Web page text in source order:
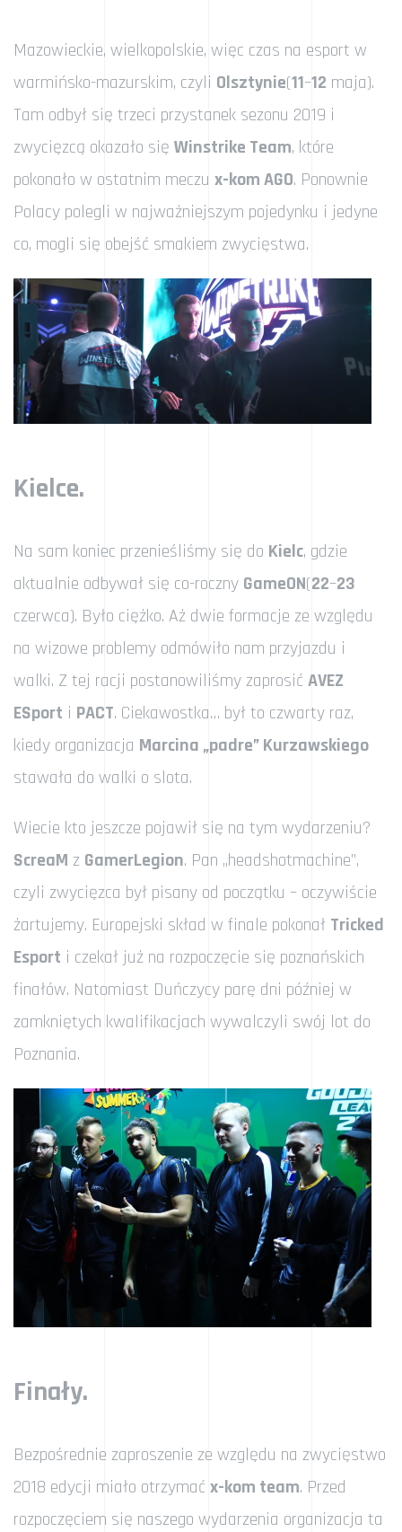
Mazowieckie, wielkopolskie, więc czas na esport w
warmińsko-mazurskim, czyli Olsztynie(11–12 maja).
Tam odbył się trzeci przystanek sezonu 2019 i
zwycięzcą okazało się Winstrike Team, które
pokonało w ostatnim meczu x-kom AGO. Ponownie
Polacy polegli w najważniejszym pojedynku i jedyne
co, mogli się obejść smakiem zwycięstwa.
Kielce.
Na sam koniec przenieśliśmy się do Kielc, gdzie
aktualnie odbywał się co-roczny GameON(22–23
czerwca). Było ciężko. Aż dwie formacje ze względu
na wizowe problemy odmówiło nam przyjazdu i
walki. Z tej racji postanowiliśmy zaprosić AVEZ
ESport i PACT. Ciekawostka… był to czwarty raz,
kiedy organizacja Marcina „padre” Kurzawskiego
stawała do walki o slota.
Wiecie kto jeszcze pojawił się na tym wydarzeniu?
ScreaM z GamerLegion. Pan „headshotmachine”,
czyli zwycięzca był pisany od początku – oczywiście
żartujemy. Europejski skład w finale pokonał Tricked
Esport i czekał już na rozpoczęcie się poznańskich
finałów. Natomiast Duńczycy parę dni później w
zamkniętych kwalifikacjach wywalczyli swój lot do
Poznania.
Finały.
Bezpośrednie zaproszenie ze względu na zwycięstwo
2018 edycji miało otrzymać x-kom team. Przed
rozpoczęciem się naszego wydarzenia organizacja ta